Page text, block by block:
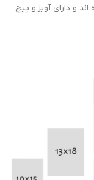
پروفیل 2×2 ساخته شده اند و دارای آویز و پیچ